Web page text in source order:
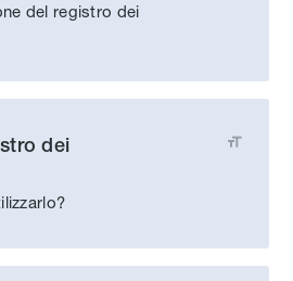
del registro dei
dei
